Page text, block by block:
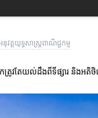
ត្តយុទ្ធសាស្ត្រពាណិជ្ជកម្ម
នកត្រូវតែយល់ដឹងពីទីផ្សារ និងអតិ